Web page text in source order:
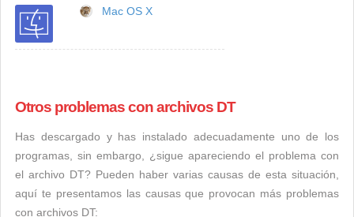
Mac OS X
Otros problemas con archivos DT
Has descargado y has instalado adecuadamente uno de los
programas, sin embargo, ¿sigue apareciendo el problema con
el archivo DT? Pueden haber varias causas de esta situación,
aquí te presentamos las causas que provocan más problemas
con archivos DT: